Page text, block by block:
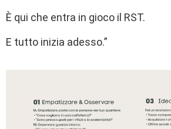
È qui che entra in gioco il RST.
E tutto inizia adesso.”